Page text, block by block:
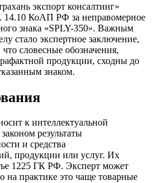
экспорт консалтинг»
14.10 КоАП РФ за неправомерное
знака «SPLY-350». Важным
стало экспертное заключение,
словесные обозначения,
продукции, сходны до
знаком.
к интеллектуальной
результаты
и средства
продукции или услуг. Их
1225 ГК РФ. Эксперт может
практике это чаще товарные